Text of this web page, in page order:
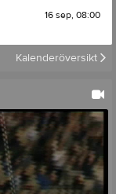
16 sep, 08:00
Kalenderöversikt